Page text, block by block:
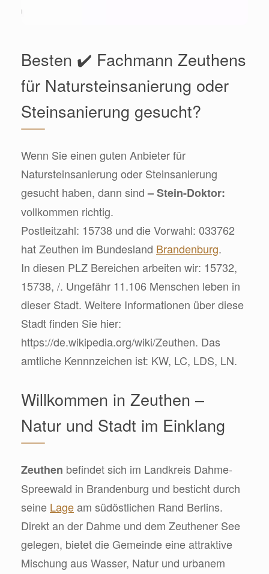
Besten ✔️ Fachmann Zeuthens
für Natursteinsanierung oder
Steinsanierung gesucht?
Wenn Sie einen guten Anbieter für
Natursteinsanierung oder Steinsanierung
gesucht haben, dann sind– Stein-Doktor:
vollkommen richtig.
Postleitzahl: 15738 und die Vorwahl: 033762
hat Zeuthen im Bundesland Brandenburg.
In diesen PLZ Bereichen arbeiten wir: 15732,
15738, /. Ungefähr 11.106 Menschen leben in
dieser Stadt. Weitere Informationen über diese
Stadt finden Sie hier:
https://de.wikipedia.org/wiki/Zeuthen. Das
amtliche Kennnzeichen ist: KW, LC, LDS, LN.
Willkommen in Zeuthen –
Natur und Stadt im Einklang
Zeuthen befindet sich im Landkreis Dahme-
Spreewald in Brandenburg und besticht durch
seine Lageam südöstlichen Rand Berlins.
Direkt an der Dahme und dem Zeuthener See
gelegen, bietet die Gemeinde eine attraktive
Mischung aus Wasser, Natur und urbanem